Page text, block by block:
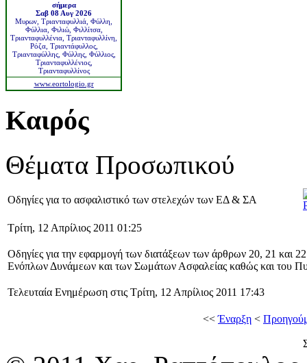
σήμερα
Σαβ 08 Αυγ 2026
Μυρων, Τριανταφυλλιά, Φύλλη,
Φύλλια, Φιλιώ, Φιλλίτσα,
Τριανταφυλλένια, Τριανταφυλλίνη,
Ρόζα, Τριαντάφυλλος,
Τριανταφύλλης, Φύλλης, Φύλλιος,
Τριανταφυλλένιος,
Τριανταφυλλίνος
www.eortologio.gr
Καιρός
Θέματα Προσωπικού
Οδηγίες για το ασφαλιστικό των στελεχών των ΕΔ & ΣΑ
Τρίτη, 12 Απρίλιος 2011 01:25
Οδηγίες για την εφαρμογή των διατάξεων των άρθρων 20, 21 και
Ενόπλων Δυνάμεων και των Σωμάτων Ασφαλείας καθώς και του
Τελευταία Ενημέρωση στις Τρίτη, 12 Απρίλιος 2011 17:43
<<Έναρξη <